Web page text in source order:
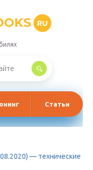
RU
Статьи
— технические